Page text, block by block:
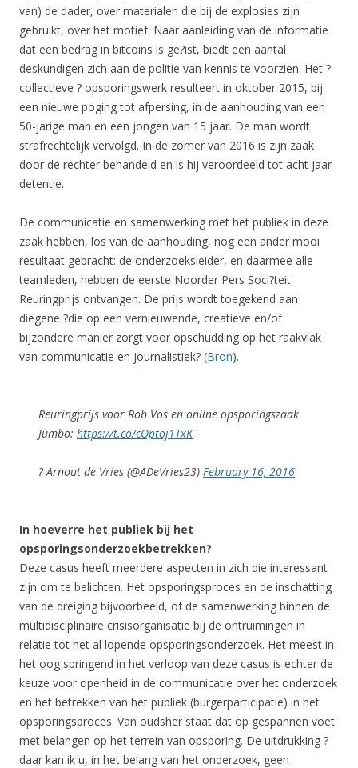
van) de dader, over materialen die bij de explosies zijn
gebruikt, over het motief. Naar aanleiding van de informatie
dat een bedrag in bitcoins is ge?ist, biedt een aantal
deskundigen zich aan de politie van kennis te voorzien. Het ?
collectieve ? opsporingswerk resulteert in oktober 2015, bij
een nieuwe poging tot afpersing, in de aanhouding van een
50-jarige man en een jongen van 15 jaar. De man wordt
strafrechtelijk vervolgd. In de zomer van 2016 is zijn zaak
door de rechter behandeld en is hij veroordeeld tot acht jaar
detentie.
De communicatie en samenwerking met het publiek in deze
zaak hebben, los van de aanhouding, nog een ander mooi
resultaat gebracht: de onderzoeksleider, en daarmee alle
teamleden, hebben de eerste Noorder Pers Soci?teit
Reuringprijs ontvangen. De prijs wordt toegekend aan
diegene ?die op een vernieuwende, creatieve en/of
bijzondere manier zorgt voor opschudding op het raakvlak
van communicatie en journalistiek? (Bron).
Reuringprijs voor Rob Vos en online opsporingszaak
Jumbo: https://t.co/cOptoj1TxK
? Arnout de Vries (@ADeVries23) February 16, 2016
In hoeverre het publiek bij het
opsporingsonderzoekbetrekken?
Deze casus heeft meerdere aspecten in zich die interessant
zijn om te belichten. Het opsporingsproces en de inschatting
van de dreiging bijvoorbeeld, of de samenwerking binnen de
multidisciplinaire crisisorganisatie bij de ontruimingen in
relatie tot het al lopende opsporingsonderzoek. Het meest in
het oog springend in het verloop van deze casus is echter de
keuze voor openheid in de communicatie over het onderzoek
en het betrekken van het publiek (burgerparticipatie) in het
opsporingsproces. Van oudsher staat dat op gespannen voet
met belangen op het terrein van opsporing. De uitdrukking ?
daar kan ik u, in het belang van het onderzoek, geen